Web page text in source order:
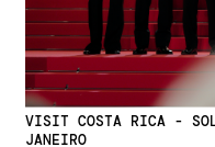
VISIT COSTA RICA -
JANEIRO